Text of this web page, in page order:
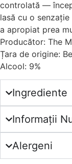
controlată —
lasă cu o
a apropiat prea
Producător: The
Țara de origine:
Alcool: 9%
Ingrediente
Informații
Alergeni